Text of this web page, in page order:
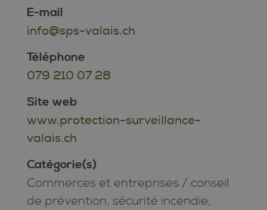
E-mail
info@sps-valais.ch
Téléphone
079 210 07 28
Site web
www.protection-surveillance-
valais.ch
Catégorie(s)
Commerces et entreprises / conseil
de prévention, sécurité incendie,